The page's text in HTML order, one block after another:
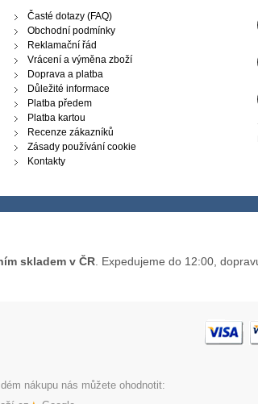
Časté dotazy (FAQ)
Obchodní podmínky
Reklamační řád
Vrácení a výměna zboží
Doprava a platba
Důležité informace
Platba předem
Platba kartou
Recenze zákazníků
Zásady používání cookie
Kontakty
skladem v ČR. Expedujeme do 12:00,
nákupu nás můžete ohodnotit: